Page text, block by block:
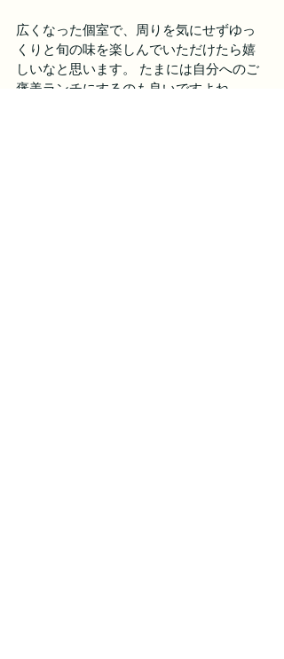
広くなった個室で、周りを気にせずゆっ
くりと旬の味を楽しんでいただけたら嬉
しいなと思います。 たまには自分へのご
褒美ランチにするのも良いですよね。